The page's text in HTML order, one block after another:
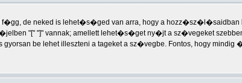
de neked is lehet�s�ged van arra, hogy a hozz�sz�l�saidban
"[" "]" vannak; amellett lehet�s�get ny�jt a sz�vegeket
be lehet illeszteni a tageket a sz�vegbe. Fontos, hogy